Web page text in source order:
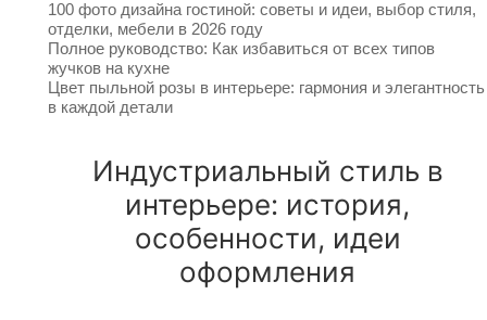
100 фото дизайна гостиной: советы и идеи, выбор стиля,
отделки, мебели в 2026 году
Полное руководство: Как избавиться от всех типов
жучков на кухне
Цвет пыльной розы в интерьере: гармония и элегантность
в каждой детали
Индустриальный стиль в
интерьере: история,
особенности, идеи
оформления